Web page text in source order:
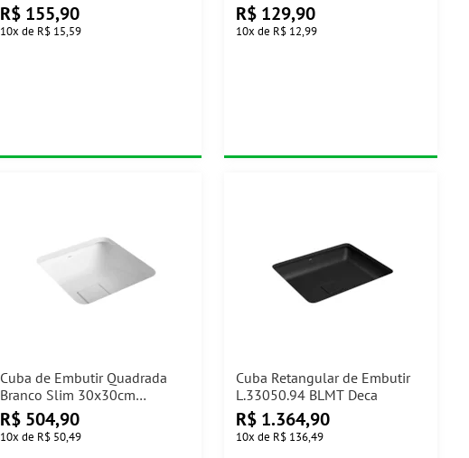
R$ 155,90
10x de R$ 15,59
R$ 129,90
10x de R$ 12,99
Cuba de Embutir Quadrada
Branco Slim 30x30cm
L.31030.17 Deca
R$ 504,90
10x de R$ 50,49
Cuba Retangular de Embutir
L.33050.94 BLMT Deca
R$ 1.364,90
10x de R$ 136,49